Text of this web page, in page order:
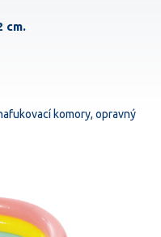
cm.
komory, opravný